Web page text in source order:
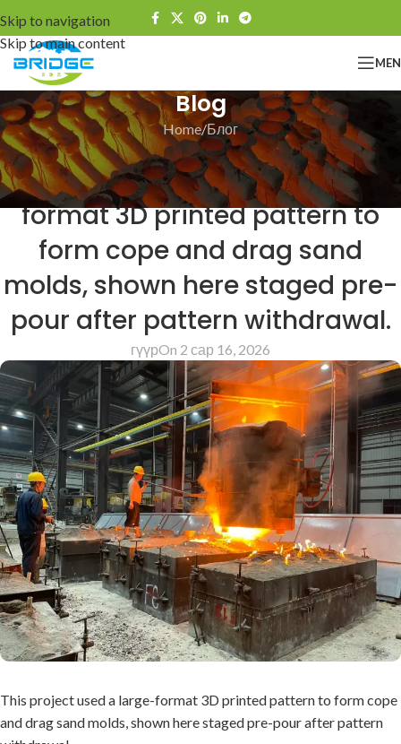
Skip to navigation
Skip to main content
Blog
Home Блог
БЛОГ
This project used a large-
format 3D printed pattern to
form cope and drag sand
molds, shown here staged pre-
pour after pattern withdrawal.
гүүрOn 2 сар 16, 2026
This project used a large-format 3D printed pattern to form cope
and drag sand molds, shown here staged pre-pour after pattern